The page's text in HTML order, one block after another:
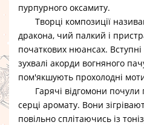
пурпурного оксамиту.
Творці композиції
дракона, чий палкий і
початкових нюансах.
зухвалі акорди вогняного
пом'якшують прохолодні
Гарячі відгомони почули
серці аромату. Вони
повільно сплітаючись із